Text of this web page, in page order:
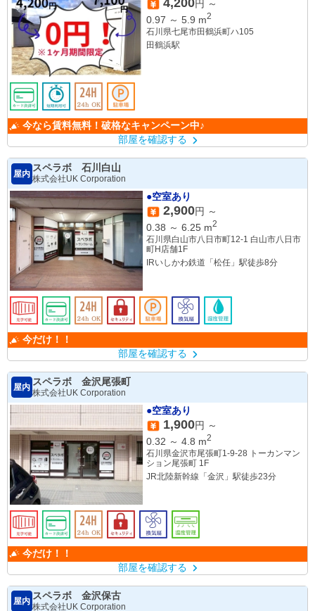
円 ～
0.97 ～ 5.9 m2
石川県七尾市田鶴浜町ハ105
田鶴浜駅
今なら賃料無料！破格なキャンペーン中♪
部屋を確認する
屋内
スペラボ 石川白山
株式会社UK Corporation
●空室あり
2,900円 ～
0.38 ～ 6.25 m2
石川県白山市八日市町12-1 白山市八日市
町H店舗1F
IRいしかわ鉄道「松任」駅徒歩8分
今だけ！！
部屋を確認する
屋内
スペラボ 金沢尾張町
株式会社UK Corporation
●空室あり
1,900円 ～
0.32 ～ 4.8 m2
石川県金沢市尾張町1-9-28 トーカンマン
ション尾張町 1F
JR北陸新幹線「金沢」駅徒歩23分
今だけ！！
部屋を確認する
屋内
スペラボ 金沢保古
株式会社UK Corporation